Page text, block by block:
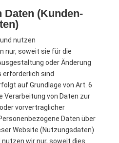
Daten (Kunden-
nutzen
nur, soweit sie für die
oder Änderung
sind
auf Grundlage von Art. 6
Verarbeitung von Daten zur
vorvertraglicher
Daten über
Website (Nutzungsdaten)
wir nur, soweit dies